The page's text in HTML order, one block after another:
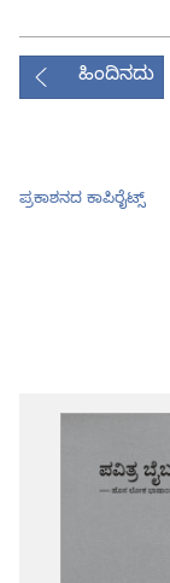
ಹಿಂದಿನದು
ಪ್ರಕಾಶನದ ಕಾಪಿರೈಟ್ಸ್‌